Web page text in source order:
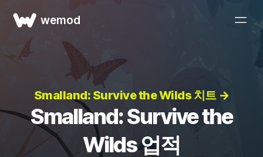
wemod
Smalland: Survive the Wilds 치트 →
Smalland: Survive the
Wilds 업적